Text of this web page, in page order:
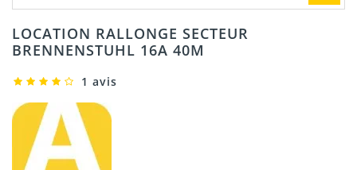
LOCATION RALLONGE SECTEUR
BRENNENSTUHL 16A 40M
1 avis